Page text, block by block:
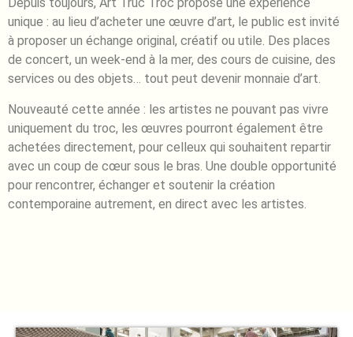
unique : au lieu d’acheter une œuvre d’art, le public est invité
à proposer un échange original, créatif ou utile. Des places
de concert, un week-end à la mer, des cours de cuisine, des
services ou des objets… tout peut devenir monnaie d’art.
Nouveauté cette année : les artistes ne pouvant pas vivre
uniquement du troc, les œuvres pourront également être
achetées directement, pour celleux qui souhaitent repartir
avec un coup de cœur sous le bras. Une double opportunité
pour rencontrer, échanger et soutenir la création
contemporaine autrement, en direct avec les artistes.